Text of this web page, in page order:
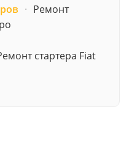
· Ремонт
стартера Fiat